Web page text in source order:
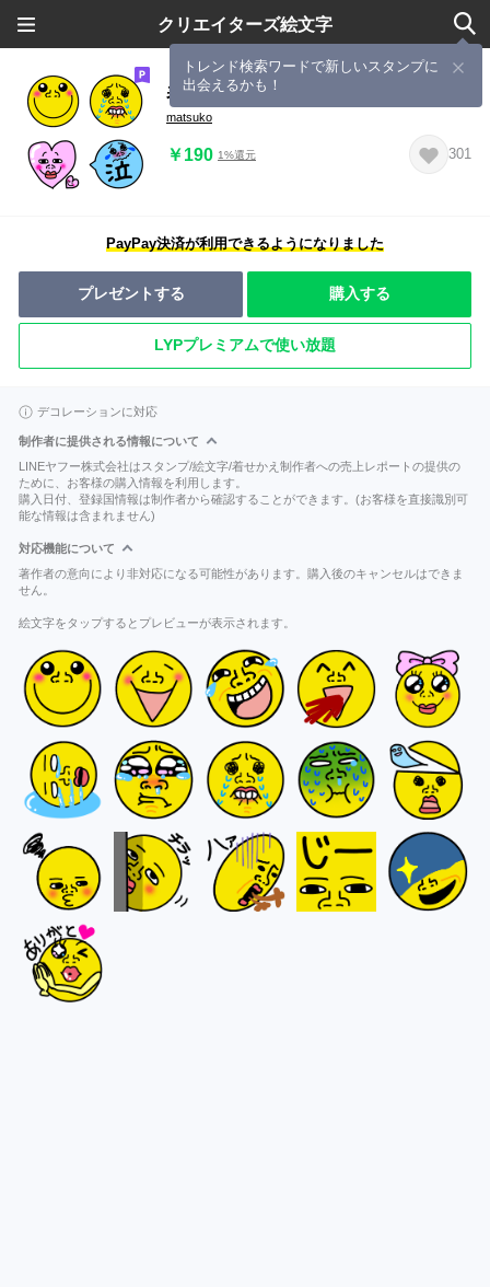
クリエイターズ絵文字
トレンド検索ワードで新しいスタンプに
出会えるかも！
表情豊かな絵文字4
matsuko
￥190 1%還元 301
PayPay決済が利用できるようになりました
プレゼントする 購入する
LYPプレミアムで使い放題
デコレーションに対応
制作者に提供される情報について
LINEヤフー株式会社はスタンプ/絵文字/着せかえ制作者への売上レポートの提供の
ために、お客様の購入情報を利用します。
購入日付、登録国情報は制作者から確認することができます。(お客様を直接識別可
能な情報は含まれません)
対応機能について
著作者の意向により非対応になる可能性があります。購入後のキャンセルはできま
せん。
絵文字をタップするとプレビューが表示されます。